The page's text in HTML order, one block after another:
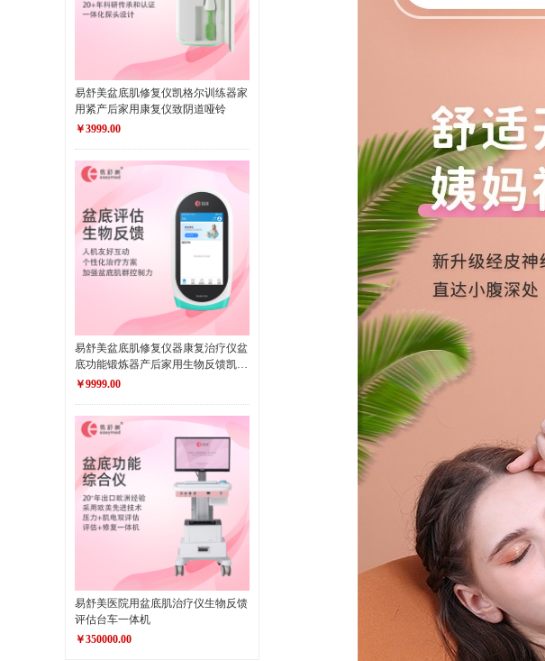
易舒美盆底肌修复仪凯格尔训练器家
用紧产后家用康复仪致阴道哑铃
￥3999.00
易舒美盆底肌修复仪器康复治疗仪盆
底功能锻炼器产后家用生物反馈凯格
尔训练仪器
￥9999.00
易舒美医院用盆底肌治疗仪生物反馈
评估台车一体机
￥350000.00